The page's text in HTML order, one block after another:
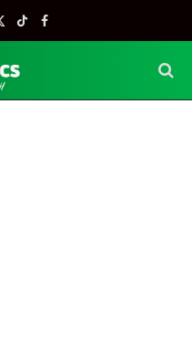
TikTokFacebook